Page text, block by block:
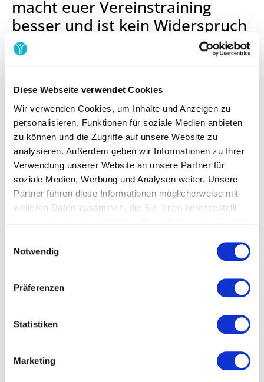
Diese Webseite verwendet Cookies
Wir verwenden Cookies, um Inhalte und Anzeigen zu
personalisieren, Funktionen für soziale Medien anbieten
zu können und die Zugriffe auf unsere Website zu
analysieren. Außerdem geben wir Informationen zu Ihrer
Verwendung unserer Website an unsere Partner für
soziale Medien, Werbung und Analysen weiter. Unsere
Partner führen diese Informationen möglicherweise mit
weiteren Daten zusammen, die Sie ihnen bereitgestellt
Notwendig
Präferenzen
Statistiken
Marketing
macht euer Vereinstraining
besser und ist kein Widerspruch
zum Gemeinschaftsprinzip von
Sportvereinen!
Wer nun denkt, dass diese digitalen Tools das
Miteinander in einem Sportverein gefährden, liegt
haben. Macht ein Sportler eine Übung falsch, verweist
richtigen Bewegungsablaufes.
Warum sollten sich die
Aktiven denn nicht anhand ihrer eigenen, bewegten
Ich selbst nutze immer den
Vergleich mit einem Werkzeugkoffer. Der Trainer hat